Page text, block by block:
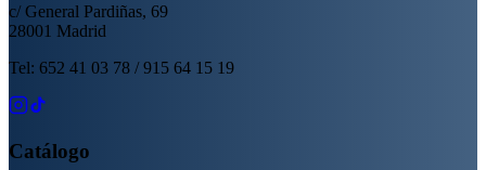
c/ General Pardiñas, 69
28001 Madrid
Tel: 652 41 03 78 / 915 64 15 19
Catálogo